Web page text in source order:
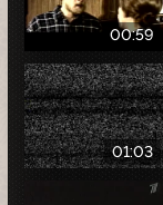
00:59
01:03